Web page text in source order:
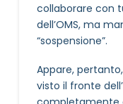
collaborare con
dell’OMS, ma
“sospensione”.
Appare,
visto il fronte